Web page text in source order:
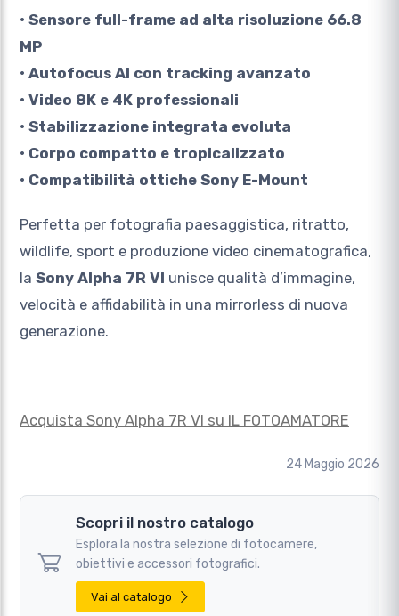
• Sensore full-frame ad alta risoluzione 66.8
MP
• Autofocus AI con tracking avanzato
• Video 8K e 4K professionali
• Stabilizzazione integrata evoluta
• Corpo compatto e tropicalizzato
• Compatibilità ottiche Sony E-Mount
Perfetta per fotografia paesaggistica, ritratto,
wildlife, sport e produzione video cinematografica,
la Sony Alpha 7R VI unisce qualità d’immagine,
velocità e affidabilità in una mirrorless di nuova
generazione.
Acquista Sony Alpha 7R VI su IL FOTOAMATORE
24 Maggio 2026
Scopri il nostro catalogo
Esplora la nostra selezione di fotocamere,
obiettivi e accessori fotografici.
Vai al catalogo